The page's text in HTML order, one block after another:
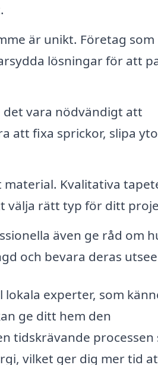
är unikt. Företag som
lösningar för att
vara nödvändigt att
att fixa sprickor, slipa
material. Kvalitativa
välja rätt typ för ditt
även ge råd om
och bevara deras
experter, som
ge ditt hem den
tidskrävande processen
vilket ger dig mer tid